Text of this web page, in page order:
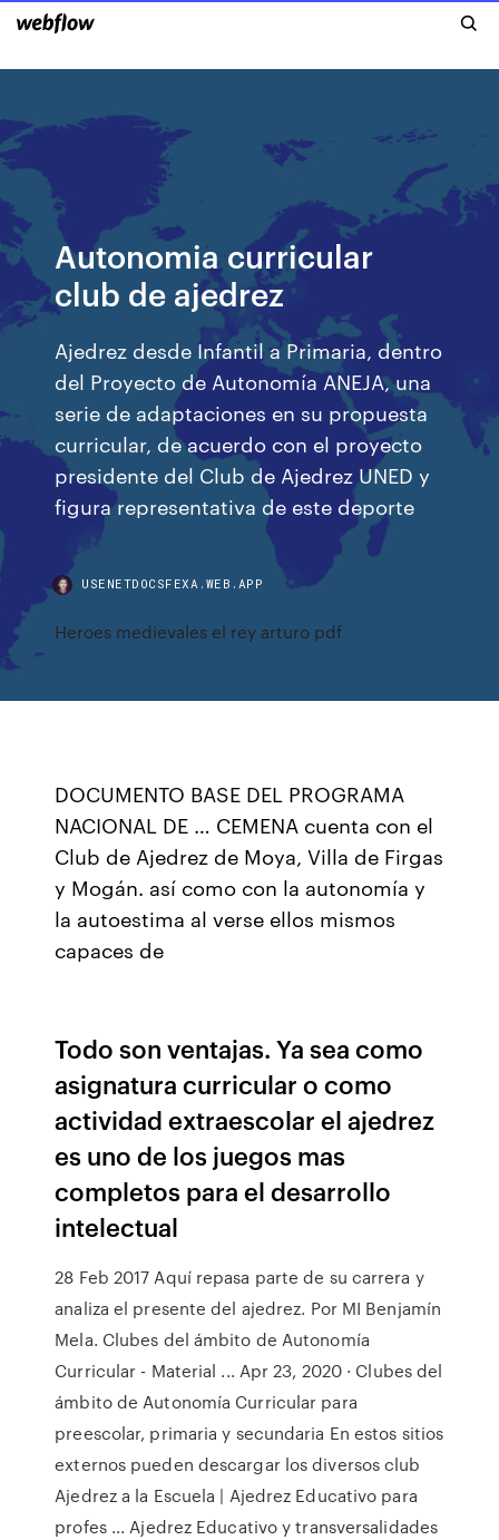
Autonomia curricular
club de ajedrez
Ajedrez desde Infantil a Primaria, dentro
del Proyecto de Autonomía ANEJA, una
serie de adaptaciones en su propuesta
curricular, de acuerdo con el proyecto
presidente del Club de Ajedrez UNED y
figura representativa de este deporte
USENETDOCSFEXA.WEB.APP
Heroes medievales el rey arturo pdf
DOCUMENTO BASE DEL PROGRAMA
NACIONAL DE … CEMENA cuenta con el
Club de Ajedrez de Moya, Villa de Firgas
y Mogán. así como con la autonomía y
la autoestima al verse ellos mismos
capaces de
Todo son ventajas. Ya sea como
asignatura curricular o como
actividad extraescolar el ajedrez
es uno de los juegos mas
completos para el desarrollo
intelectual
28 Feb 2017 Aquí repasa parte de su carrera y
analiza el presente del ajedrez. Por MI Benjamín
Mela. Clubes del ámbito de Autonomía
Curricular - Material ... Apr 23, 2020 · Clubes del
ámbito de Autonomía Curricular para
preescolar, primaria y secundaria En estos sitios
externos pueden descargar los diversos club
Ajedrez a la Escuela | Ajedrez Educativo para
profes ... Ajedrez Educativo y transversalidades